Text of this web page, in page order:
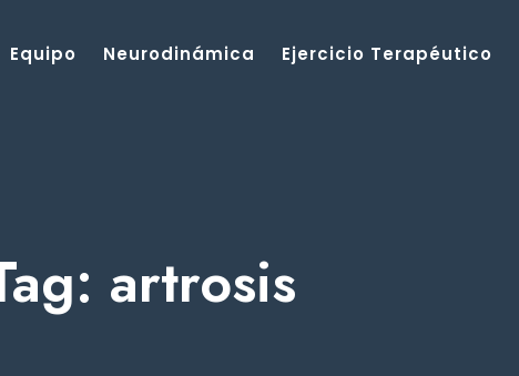
Equipo Neurodinámica Ejercicio Terapéutico
artrosis